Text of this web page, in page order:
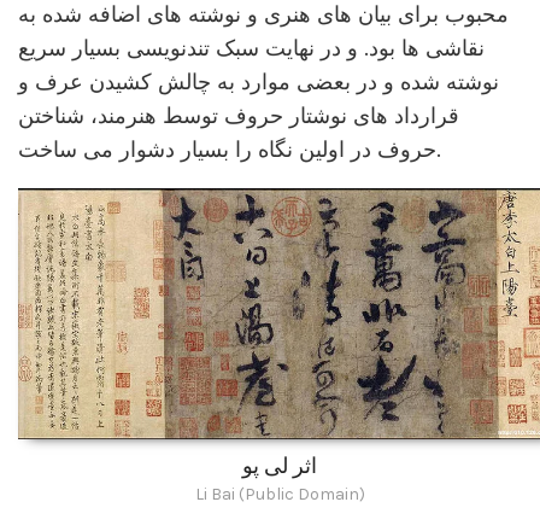
محبوب برای بیان های هنری و نوشته های اضافه شده به
نقاشی ها بود. و در نهایت سبک تندنویسی بسیار سریع
نوشته شده و در بعضی موارد به چالش کشیدن عرف و
قرارداد های نوشتار حروف توسط هنرمند، شناختن
حروف در اولین نگاه را بسیار دشوار می ساخت.
اثر لی پو
Li Bai (Public Domain)